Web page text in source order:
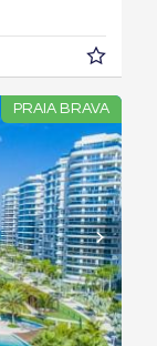
PRAIA BRAVA